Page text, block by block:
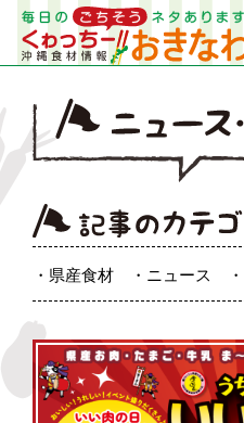
県産食材 ニュース